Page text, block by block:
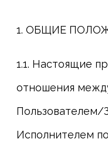
1. ОБЩИЕ
1.1. Настоящие
отношения
Пользователем/
Исполнителем